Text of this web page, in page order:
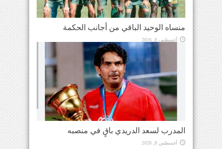
منساه الوحيد الباقي من أجانب الحكمة
أغسطس 8, 2026
المدرب لسعد الدريدي باقٍ في منصبه
أغسطس 8, 2026